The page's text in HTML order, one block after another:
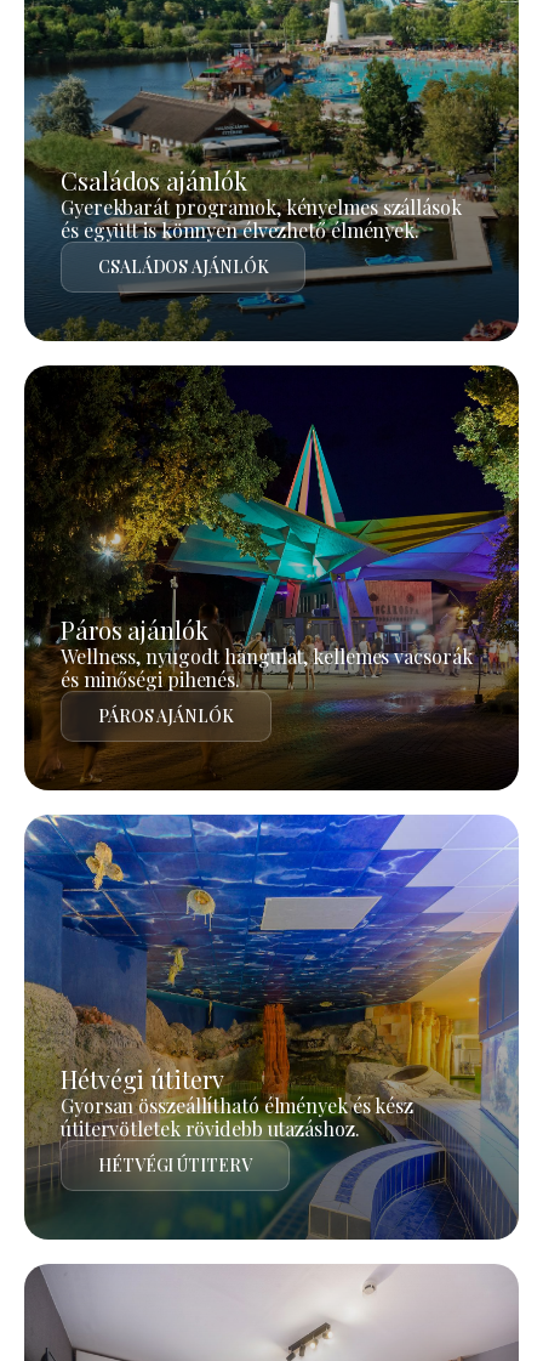
Családos ajánlók
Gyerekbarát programok, kényelmes szállások
és együtt is könnyen élvezhető élmények.
CSALÁDOS AJÁNLÓK
Páros ajánlók
Wellness, nyugodt hangulat, kellemes vacsorák
és minőségi pihenés.
PÁROS AJÁNLÓK
Hétvégi útiterv
Gyorsan összeállítható élmények és kész
útitervötletek rövidebb utazáshoz.
HÉTVÉGI ÚTITERV